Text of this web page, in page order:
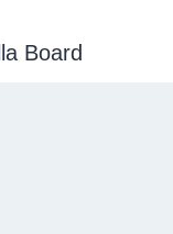
Board